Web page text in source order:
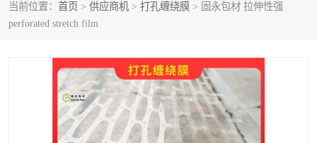
当前位置： 首页 > 供应商机 > 打孔缠绕膜 > 固永包材 拉伸性强
perforated stretch film
打孔缠绕膜
裹包网兜 纤维打包带
充气袋
缠绕膜